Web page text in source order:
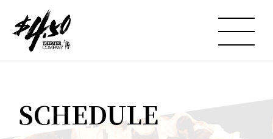
SCHEDULE